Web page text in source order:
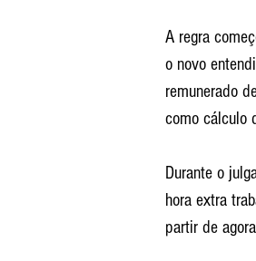
A regra
o novo
remunerado
como cálculo
Durante o
hora extra
partir de